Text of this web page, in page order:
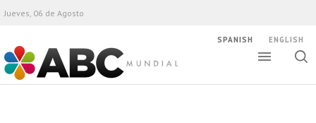
ABC Mundial
Jueves, 06 de Agosto
SPANISH ENGLISH